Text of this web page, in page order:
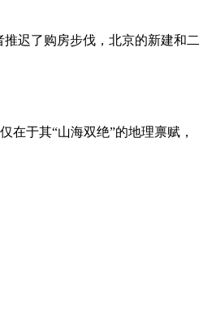
迟了购房步伐，北京的新建和二
于其“山海双绝”的地理禀赋，